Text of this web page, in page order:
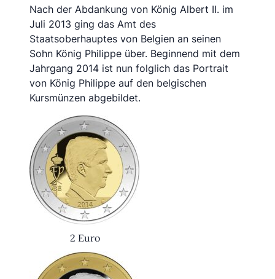
Nach der Abdankung von König Albert II. im
Juli 2013 ging das Amt des
Staatsoberhauptes von Belgien an seinen
Sohn König Philippe über. Beginnend mit dem
Jahrgang 2014 ist nun folglich das Portrait
von König Philippe auf den belgischen
Kursmünzen abgebildet.
2 Euro